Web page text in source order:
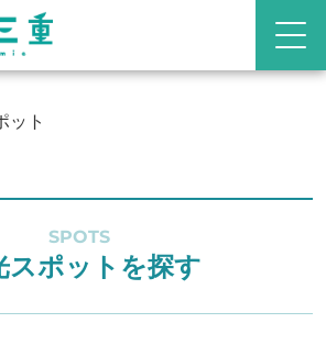
ット
SPOTS
スポットを探す